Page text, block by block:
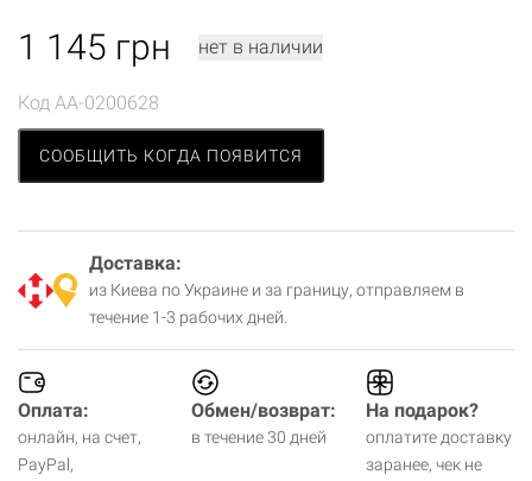
1 145 грн нет в наличии
Код AA-0200628
СООБЩИТЬ КОГДА ПОЯВИТСЯ
Доставка:
из Киева по Украине и за границу, отправляем в
течение 1-3 рабочих дней.
Оплата:
онлайн, на счет,
PayPal,
Обмен/возврат:
в течение 30 дней
На подарок?
оплатите доставку
заранее, чек не